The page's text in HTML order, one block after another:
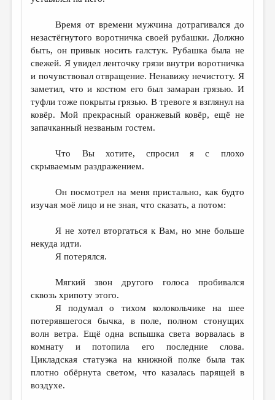
Время от времени мужчина дотрагивался до
незастёгнутого воротничка своей рубашки. Должно
быть, он привык носить галстук. Рубашка была не
свежей. Я увидел ленточку грязи внутри воротничка
и почувствовал отвращение. Ненавижу нечистоту. Я
заметил, что и костюм его был замаран грязью. И
туфли тоже покрыты грязью. В тревоге я взглянул на
ковёр. Мой прекрасный оранжевый ковёр, ещё не
запачканный незваным гостем.
Что Вы хотите, спросил я с плохо
скрываемым раздражением.
Он посмотрел на меня пристально, как будто
изучая моё лицо и не зная, что сказать, а потом:
Я не хотел вторгаться к Вам, но мне больше
некуда идти.
Я потерялся.
Мягкий звон другого голоса пробивался
сквозь хрипоту этого.
Я подумал о тихом колокольчике на шее
потерявшегося бычка, в поле, полном стонущих
волн ветра. Ещё одна вспышка света ворвалась в
комнату и потопила его последние слова.
Цикладская статуэка на книжной полке была так
плотно обёрнута светом, что казалась парящей в
воздухе.